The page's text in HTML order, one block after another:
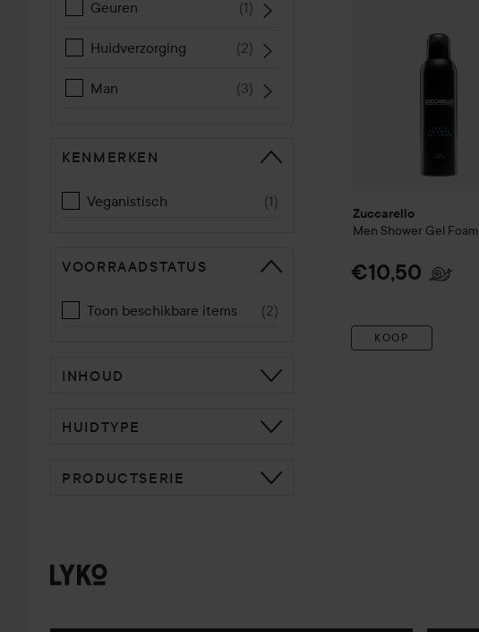
Geuren (1)
Huidverzorging (2)
Man (3)
KENMERKEN
Veganistisch (1)
VOORRAADSTATUS
Toon beschikbare items (2)
INHOUD
HUIDTYPE
PRODUCTSERIE
Zuccarello
Men Shower Gel Foam
€10,50
KOOP